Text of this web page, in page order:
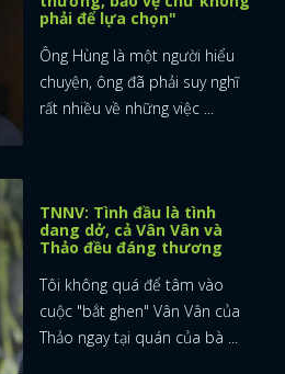
phải để lựa chọn"
Ông Hùng là một người hiểu
chuyện, ông đã phải suy nghĩ
rất nhiều về những việc ...
TNNV: Tình đầu là tình
dang dở, cả Vân Vân và
Thảo đều đáng thương
Tôi không quá để tâm vào
cuộc "bắt ghen" Vân Vân của
Thảo ngay tại quán của bà ...